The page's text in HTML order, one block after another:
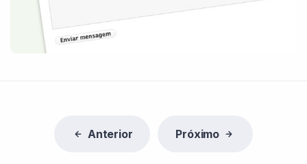
Anterior Próximo